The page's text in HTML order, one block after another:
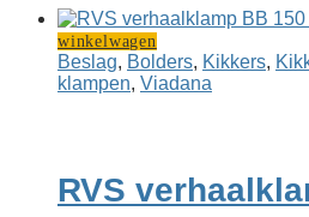
winkelwagen
Beslag, Bolders, Kikkers,
klampen, Viadana
RVS